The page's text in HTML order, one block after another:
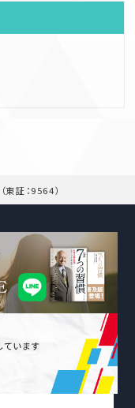
（東証：9564）